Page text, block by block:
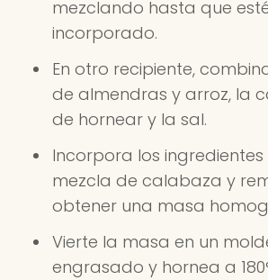
mezclando hasta que
incorporado.
En otro recipiente,
de almendras y arroz, la
de hornear y la sal.
Incorpora los ingredientes
mezcla de calabaza y
obtener una masa
Vierte la masa en un
engrasado y hornea a